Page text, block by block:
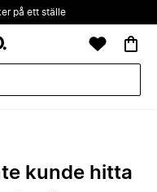
på ett ställe
kunde hitta